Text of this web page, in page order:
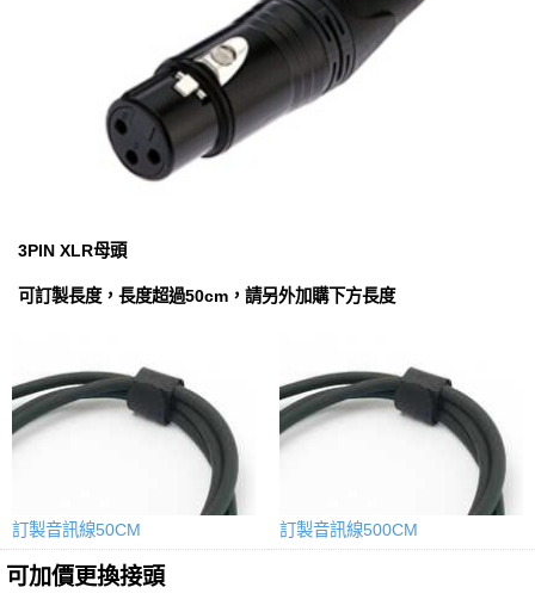
3PIN XLR母頭
可訂製長度，長度超過50cm，請另外加購下方長度
訂製音訊線50CM 訂製音訊線500CM
可加價更換接頭